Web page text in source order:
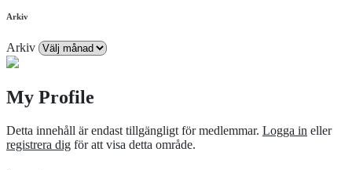
Arkiv
Arkiv
My Profile
Detta innehåll är endast tillgängligt för medlemmar. Logga in eller
registrera dig för att visa detta område.